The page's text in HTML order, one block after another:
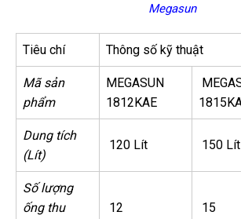
Megasun
Tiêu chí Thông số kỹ thuật
Mã sản
phẩm
MEGASUN
1812KAE
Dung tích
(Lít)
120 Lít 150 Lít
Số lượng
ống thu
12 15